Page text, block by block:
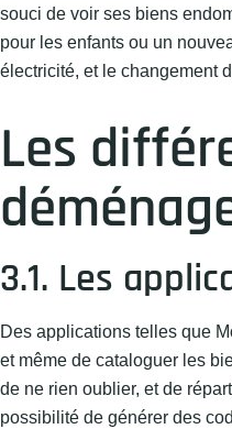
souci de voir ses biens
pour les enfants ou un
électricité, et le changement
Les
3.1. Les
Des applications telles que
et même de cataloguer les
de ne rien oublier, et de
possibilité de générer des